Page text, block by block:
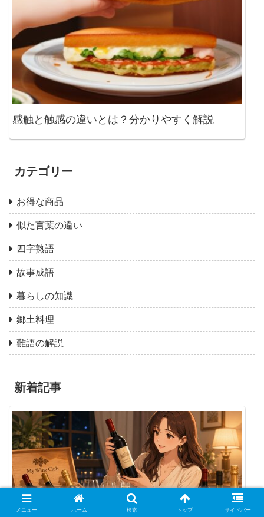
感触と触感の違いとは？分かりやすく解説
カテゴリー
お得な商品
似た言葉の違い
四字熟語
故事成語
暮らしの知識
郷土料理
難語の解説
新着記事
メニュー ホーム 検索 トップ サイドバー